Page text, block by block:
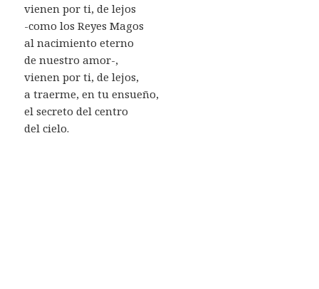
vienen por ti, de lejos
-como los Reyes Magos
al nacimiento eterno
de nuestro amor-,
vienen por ti, de lejos,
a traerme, en tu ensueño,
el secreto del centro
del cielo.